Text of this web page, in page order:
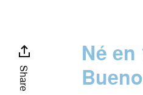
Share
Né